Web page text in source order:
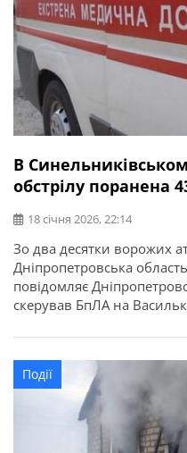
В
обстрілу поранена
18 січня 2026, 22:14
Зо два десятки ворожих
Дніпропетровська
повідомляє
скерував БпЛА на
споруда на території
рятувальники загасили.
внаслідок обстрілу
госпіталізували у стані
Події